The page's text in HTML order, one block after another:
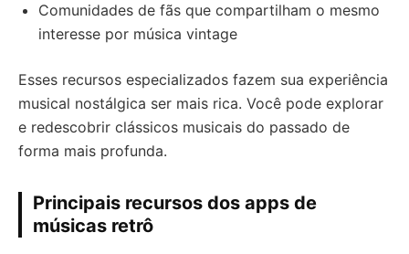
Comunidades de fãs que compartilham o mesmo
interesse por música vintage
Esses recursos especializados fazem sua experiência
musical nostálgica ser mais rica. Você pode explorar
e redescobrir clássicos musicais do passado de
forma mais profunda.
Principais recursos dos apps de
músicas retrô